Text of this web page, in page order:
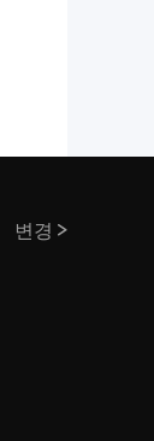
변경